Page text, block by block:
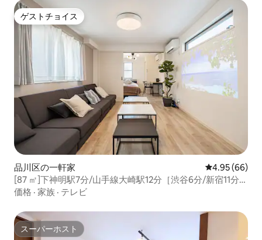
ゲストチョイス
ゲストチョイス
品川区の一軒家 レビュー66
4.95 (66)
[87 ㎡]下神明駅7分/山手線大崎駅12分［渋谷6分/新宿11分］
静かで綺麗な一軒家｜最大11名
価格 · 家族 · テレビ
スーパーホスト
スーパーホスト